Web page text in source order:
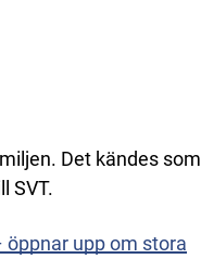
Det kändes som
SVT.
upp om stora